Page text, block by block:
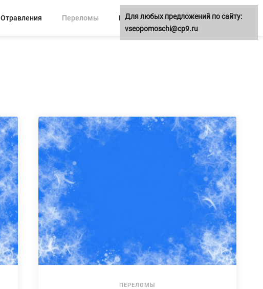
Отравления Переломы Повязки Прочее
ПЕРЕЛОМЫ
Для любых предложений по сайту:
vseopomoschi@cp9.ru